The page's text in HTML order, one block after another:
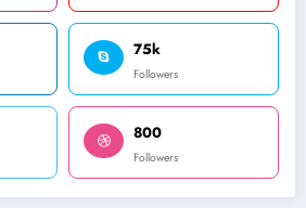
75k
Followers
800
Followers